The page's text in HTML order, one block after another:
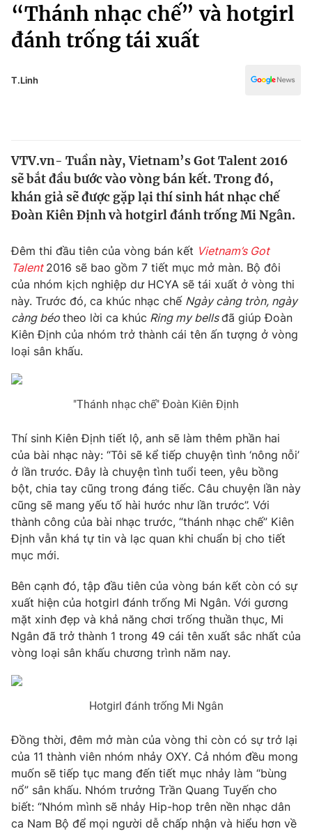
Chính trị
Xã hội
Pháp luật
Thế giới
Tin tức
Thế giới đó đây
Câu chuyện quốc tế
Kinh tế
Thị trường
Góc doanh nghiệp
Dữ liệu và đời sống
Truyền hình
Phim VTV
Hậu trường
Nhân vật
Giải trí
Điện ảnh
Âm nhạc
Chất lượng cuộc sống
Tuyển sinh
Học trực tuyến
Công nghệ
Hitech Công nghệ tương lai
Sản phẩm
Thị trường
Tư vấn
Giao lưu trực tuyến
Lịch phát sóng
Chuyên mục khác
Emagazine Podcast
Photo Infographic
Video
VTV Sức khoẻ Bất động sản
Thị trường 24h Tấm lòng Việt
Truyền hình
Văn hóa - Giải trí
“Thánh nhạc chế” và hotgirl
đánh trống tái xuất
T.Linh
VTV.vn- Tuần này, Vietnam’s Got Talent 2016
sẽ bắt đầu bước vào vòng bán kết. Trong đó,
khán giả sẽ được gặp lại thí sinh hát nhạc chế
Đoàn Kiên Định và hotgirl đánh trống Mi Ngân.
Đêm thi đầu tiên của vòng bán kết Vietnam’s Got
Talent 2016 sẽ bao gồm 7 tiết mục mở màn. Bộ đôi
của nhóm kịch nghiệp dư HCYA sẽ tái xuất ở vòng thi
này. Trước đó, ca khúc nhạc chế Ngày càng tròn, ngày
càng béo theo lời ca khúc Ring my bellsđã giúp Đoàn
Kiên Định của nhóm trở thành cái tên ấn tượng ở vòng
loại sân khấu.
"Thánh nhạc chế" Đoàn Kiên Định
Thí sinh Kiên Định tiết lộ, anh sẽ làm thêm phần hai
của bài nhạc này: “Tôi sẽ kể tiếp chuyện tình ‘nông nỗi’
ở lần trước. Đây là chuyện tình tuổi teen, yêu bồng
bột, chia tay cũng trong đáng tiếc. Câu chuyện lần này
cũng sẽ mang yếu tố hài hước như lần trước”. Với
thành công của bài nhạc trước, “thánh nhạc chế” Kiên
Định vẫn khá tự tin và lạc quan khi chuẩn bị cho tiết
mục mới.
Bên cạnh đó, tập đầu tiên của vòng bán kết còn có sự
xuất hiện của hotgirl đánh trống Mi Ngân. Với gương
mặt xinh đẹp và khả năng chơi trống thuần thục, Mi
Ngân đã trở thành 1 trong 49 cái tên xuất sắc nhất của
vòng loại sân khấu chương trình năm nay.
Hotgirl đánh trống Mi Ngân
Đồng thời, đêm mở màn của vòng thi còn có sự trở lại
của 11 thành viên nhóm nhảy OXY. Cả nhóm đều mong
muốn sẽ tiếp tục mang đến tiết mục nhảy làm “bùng
nổ” sân khấu. Nhóm trưởng Trần Quang Tuyến cho
biết: “Nhóm mình sẽ nhảy Hip-hop trên nền nhạc dân
ca Nam Bộ để mọi người dễ chấp nhận và hiểu hơn về